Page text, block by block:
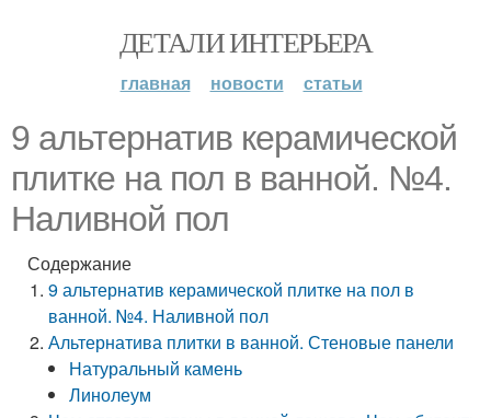
ДЕТАЛИ ИНТЕРЬЕРА
главная новости статьи
9 альтернатив керамической
плитке на пол в ванной. №4.
Наливной пол
Содержание
9 альтернатив керамической плитке на пол в
ванной. №4. Наливной пол
Альтернатива плитки в ванной. Стеновые панели
Натуральный камень
Линолеум